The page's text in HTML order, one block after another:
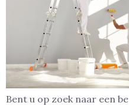
Bent u op zoek naar een